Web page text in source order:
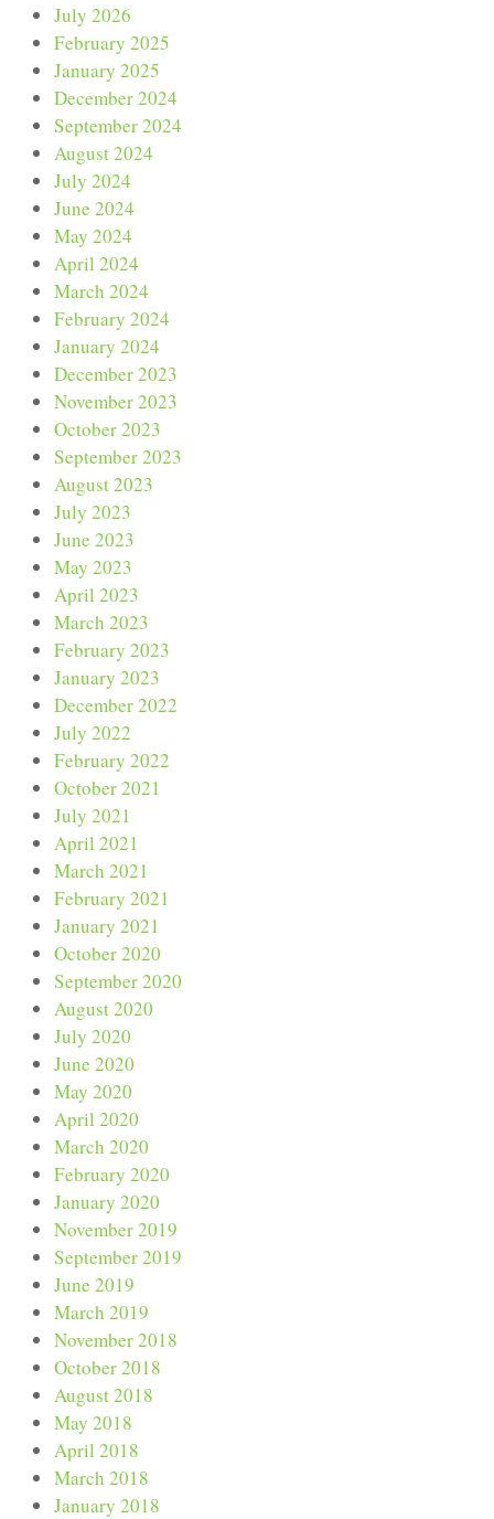
July 2026
February 2025
January 2025
December 2024
September 2024
August 2024
July 2024
June 2024
May 2024
April 2024
March 2024
February 2024
January 2024
December 2023
November 2023
October 2023
September 2023
August 2023
July 2023
June 2023
May 2023
April 2023
March 2023
February 2023
January 2023
December 2022
July 2022
February 2022
October 2021
July 2021
April 2021
March 2021
February 2021
January 2021
October 2020
September 2020
August 2020
July 2020
June 2020
May 2020
April 2020
March 2020
February 2020
January 2020
November 2019
September 2019
June 2019
March 2019
November 2018
October 2018
August 2018
May 2018
April 2018
March 2018
January 2018